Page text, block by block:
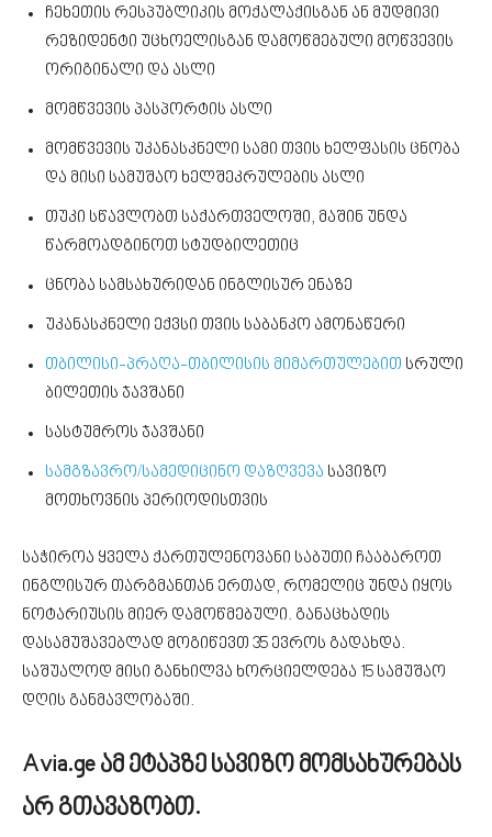
ჩეხეთის რესპუბლიკის მოქალაქისგან ან მუდმივი
რეზიდენტი უცხოელისგან დამოწმებული მოწვევის
ორიგინალი და ასლი
მომწვევის პასპორტის ასლი
მომწვევის უკანასკნელი სამი თვის ხელფასის ცნობა
და მისი სამუშაო ხელშეკრულების ასლი
თუკი სწავლობთ საქართველოში, მაშინ უნდა
წარმოადგინოთ სტუდბილეთიც
ცნობა სამსახურიდან ინგლისურ ენაზე
უკანასკნელი ექვსი თვის საბანკო ამონაწერი
თბილისი-პრაღა-თბილისის მიმართულებით სრული
ბილეთის ჯავშანი
სასტუმროს ჯავშანი
სამგზავრო/სამედიცინო დაზღვევა სავიზო
მოთხოვნის პერიოდისთვის
საჭიროა ყველა ქართულენოვანი საბუთი ჩააბაროთ
ინგლისურ თარგმანთან ერთად, რომელიც უნდა იყოს
ნოტარიუსის მიერ დამოწმებული. განაცხადის
დასამუშავებლად მოგიწევთ 35 ევროს გადახდა.
საშუალოდ მისი განხილვა ხორციელდება 15 სამუშაო
დღის განმავლობაში.
Avia.ge ამ ეტაპზე სავიზო მომსახურებას
არ გთავაზობთ.